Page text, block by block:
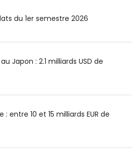
du 1er semestre 2026
Japon : 2.1 milliards USD de
entre 10 et 15 milliards EUR de